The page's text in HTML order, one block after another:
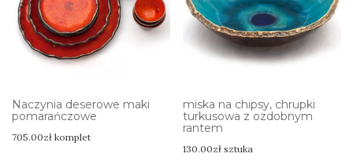
Naczynia deserowe maki
pomarańczowe
705.00zł komplet
miska na chipsy, chrupki
turkusowa z ozdobnym
rantem
130.00zł sztuka